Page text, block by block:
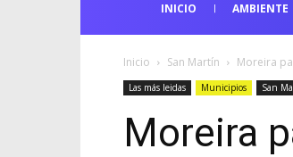
INICIO AMBIENTE
Inicio San Martín Moreira
Las más leidas Municipios San
Moreira